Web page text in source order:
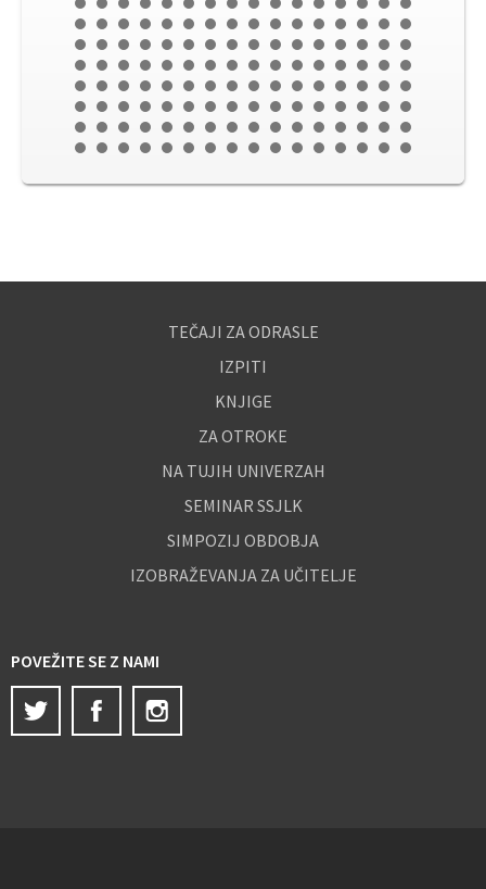
TEČAJI ZA ODRASLE
IZPITI
KNJIGE
ZA OTROKE
NA TUJIH UNIVERZAH
SEMINAR SSJLK
SIMPOZIJ OBDOBJA
IZOBRAŽEVANJA ZA UČITELJE
POVEŽITE SE Z NAMI
Twitter
Facebook